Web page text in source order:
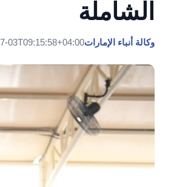
الشاملة
وكالة أنباء الإمارات03T09:15:58+04:00